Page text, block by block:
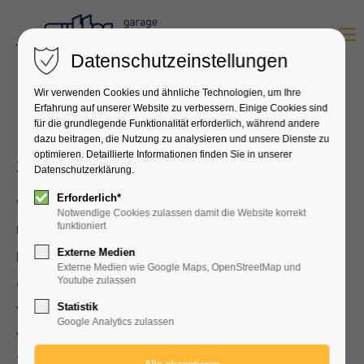
Menu
Datenschutzerklärung
Zuletzt aktualisiert am: 19.04.2025
Wir legen grossen Wert darauf, dass der
Umgang mit Personendaten transparent ist.
Diese Datenschutzerklärung gibt Auskunft
darüber, welche personenbezogenen Daten
wir sammeln, zu welchem Zweck und an wen
wir sie weitergeben. Um eine hohe
Datenschutzeinstellungen
Wir verwenden Cookies und ähnliche Technologien, um Ihre
Erfahrung auf unserer Website zu verbessern. Einige Cookies sind
für die grundlegende Funktionalität erforderlich, während andere
dazu beitragen, die Nutzung zu analysieren und unsere Dienste zu
optimieren. Detaillierte Informationen finden Sie in unserer
Datenschutzerklärung.
Erforderlich*
Notwendige Cookies zulassen damit die Website korrekt
funktioniert
Externe Medien
Externe Medien wie Google Maps, OpenStreetMap und
Youtube zulassen
Statistik
Google Analytics zulassen